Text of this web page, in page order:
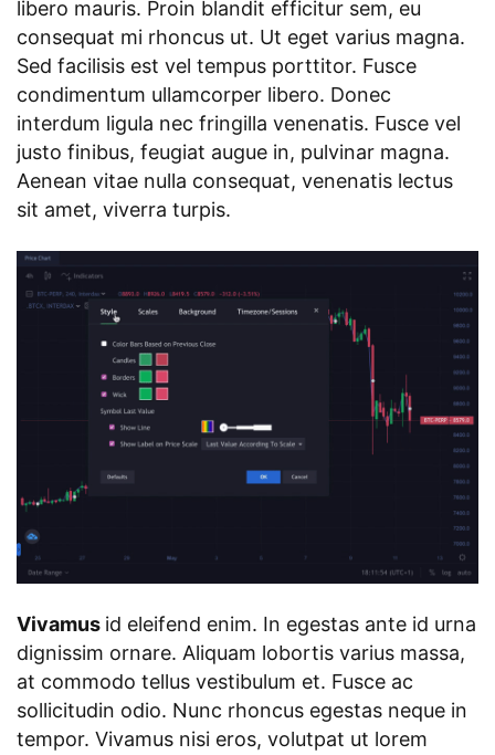
libero mauris. Proin blandit efficitur sem, eu
consequat mi rhoncus ut. Ut eget varius magna.
Sed facilisis est vel tempus porttitor. Fusce
condimentum ullamcorper libero. Donec
interdum ligula nec fringilla venenatis. Fusce vel
justo finibus, feugiat augue in, pulvinar magna.
Aenean vitae nulla consequat, venenatis lectus
sit amet, viverra turpis.
Vivamus id eleifend enim. In egestas ante id urna
dignissim ornare. Aliquam lobortis varius massa,
at commodo tellus vestibulum et. Fusce ac
sollicitudin odio. Nunc rhoncus egestas neque in
tempor. Vivamus nisi eros, volutpat ut lorem